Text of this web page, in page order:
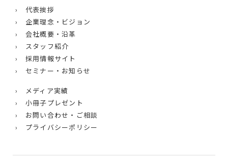
› 代表挨拶
› 企業理念・ビジョン
› 会社概要・沿革
› スタッフ紹介
› 採用情報サイト
› セミナー・お知らせ
› メディア実績
› 小冊子プレゼント
› お問い合わせ・ご相談
› プライバシーポリシー